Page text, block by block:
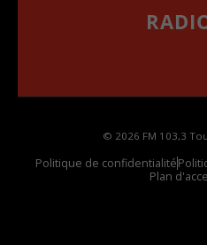
© 2026 FM 103,3
Politique de confidentialité
Plan